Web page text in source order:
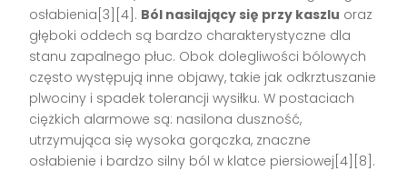
osłabienia[3][4]. Ból nasilający się przy kaszlu oraz
głęboki oddech są bardzo charakterystyczne dla
stanu zapalnego płuc. Obok dolegliwości bólowych
często występują inne objawy, takie jak odkrztuszanie
plwociny i spadek tolerancji wysiłku. W postaciach
ciężkich alarmowe są: nasilona duszność,
utrzymująca się wysoka gorączka, znaczne
osłabienie i bardzo silny ból w klatce piersiowej[4][8].